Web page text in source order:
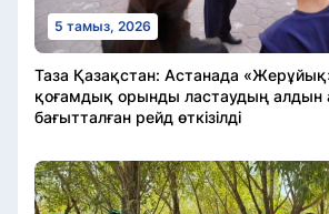
5 тамыз, 2026
Таза Қазақстан: Астанада
қоғамдық орынды ластаудың алдын
бағытталған рейд өткізілді